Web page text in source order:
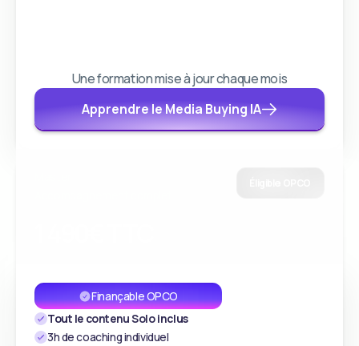
Une formation mise à jour chaque mois
Apprendre le Media Buying IA
Finançable OPCO
Tout le contenu Solo inclus
3h de coaching individuel